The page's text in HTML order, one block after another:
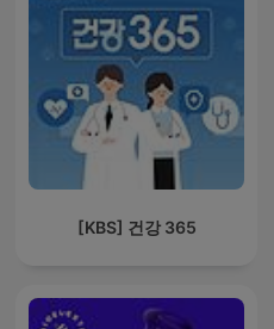
[KBS] 건강 365